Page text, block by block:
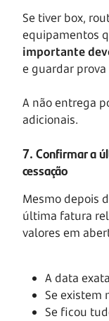
Se tiver box,
equipamentos
importante
e guardar
A não entrega
adicionais.
7. Confirmar a
cessação
Mesmo depois
última fatura
valores em
A data
Se existem
Se ficou